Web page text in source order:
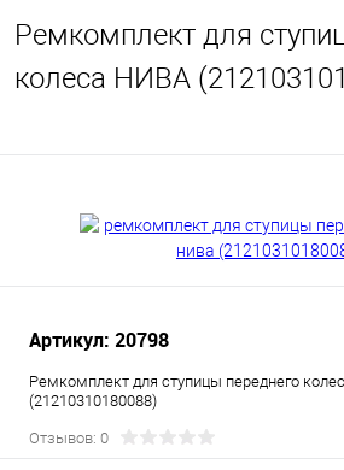
Ремкомплект для
колеса НИВА
Артикул: 20798
Ремкомплект для ступицы переднего
(21210310180088)
Отзывов: 0